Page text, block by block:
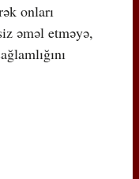
onları
əməl etməyə,